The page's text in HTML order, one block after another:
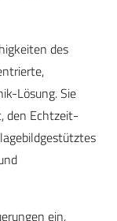
des
Lösung. Sie
den Echtzeit-
ein,